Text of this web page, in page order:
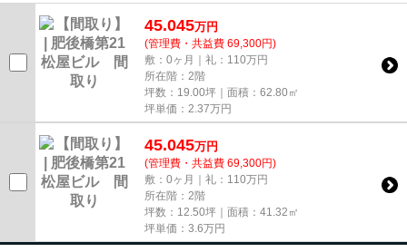
尚、弊社ではおとり広告は一切...
45.045万円
(管理費・共益費 69,300円)
敷：0ヶ月｜礼：110万円
所在階：2階
坪数：19.00坪｜面積：62.80㎡
坪単価： 2.37万円
45.045万円
(管理費・共益費 69,300円)
敷：0ヶ月｜礼：110万円
所在階：2階
坪数：12.50坪｜面積：41.32㎡
坪単価： 3.6万円